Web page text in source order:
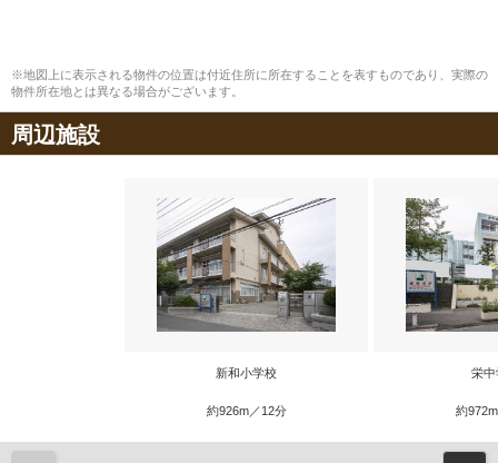
※地図上に表示される物件の位置は付近住所に所在することを表すものであり、実際の
物件所在地とは異なる場合がございます。
周辺施設
新和小学校
約926m／12分
栄中
約